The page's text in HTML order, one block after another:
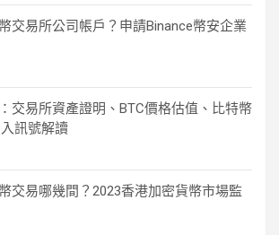
交易所公司帳戶？申請Binance幣安企業
交易所資產證明、BTC價格估值、比特幣
訊號解讀
交易哪幾間？2023香港加密貨幣市場監